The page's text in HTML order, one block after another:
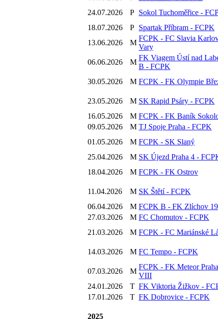
24.07.2026
P Sokol Tuchoměřice -
18.07.2026
P Spartak Příbram - FCPK
13.06.2026
M
FCPK - FC Slavia
Vary
06.06.2026
M
FK Viagem Ústí nad
B - FCPK
30.05.2026
M FCPK - FK Olympie
23.05.2026 M SK Rapid Psáry - FCPK
16.05.2026
M FCPK - FK Baník
09.05.2026
M TJ Spoje Praha - FCPK
01.05.2026
M FCPK - SK Slaný
25.04.2026
M SK Újezd Praha 4 -
18.04.2026
M FCPK - FK Ostrov
11.04.2026 M SK Štětí - FCPK
06.04.2026
M FCPK B - FK Zlíchov
27.03.2026
M FC Chomutov - FCPK
21.03.2026
M FCPK - FC Mariánské
14.03.2026 M FC Tempo - FCPK
07.03.2026 M
FCPK - FK Meteor Praha
VIII
24.01.2026
T FK Viktoria Žižkov -
17.01.2026
T FK Dobrovice - FCPK
2025